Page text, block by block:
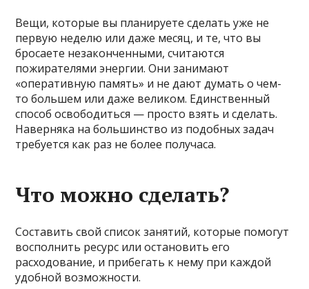
Вещи, которые вы планируете сделать уже не
первую неделю или даже месяц, и те, что вы
бросаете незаконченными, считаются
пожирателями энергии. Они занимают
«оперативную память» и не дают думать о чем-
то большем или даже великом. Единственный
способ освободиться — просто взять и сделать.
Наверняка на большинство из подобных задач
требуется как раз не более получаса.
Что можно сделать?
Составить свой список занятий, которые помогут
восполнить ресурс или остановить его
расходование, и прибегать к нему при каждой
удобной возможности.